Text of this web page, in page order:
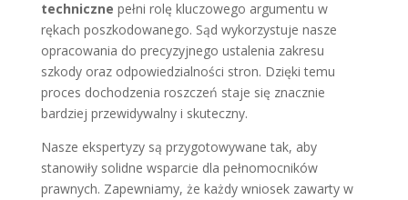
techniczne pełni rolę kluczowego argumentu w
rękach poszkodowanego. Sąd wykorzystuje nasze
opracowania do precyzyjnego ustalenia zakresu
szkody oraz odpowiedzialności stron. Dzięki temu
proces dochodzenia roszczeń staje się znacznie
bardziej przewidywalny i skuteczny.
Nasze ekspertyzy są przygotowywane tak, aby
stanowiły solidne wsparcie dla pełnomocników
prawnych. Zapewniamy, że każdy wniosek zawarty w